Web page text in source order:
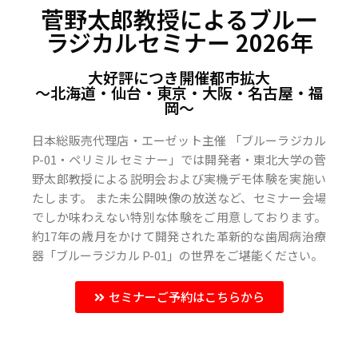
菅野太郎教授によるブルー
ラジカルセミナー 2026年
大好評につき開催都市拡大
〜北海道・仙台・東京・大阪・名古屋・福
岡〜
日本総販売代理店・エーゼット主催 「ブルーラジカル
P-01・ペリミル セミナー」では開発者・東北大学の菅
野太郎教授による説明会および実機デモ体験を実施い
たします。 また未公開映像の放送など、セミナー会場
でしか味わえない特別な体験をご用意しております。
約17年の歳月をかけて開発された革新的な歯周病治療
器「ブルーラジカル P-01」の世界をご堪能ください。
セミナーご予約はこちらから